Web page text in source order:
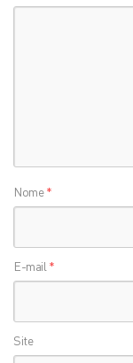
Nome*
E-mail *
Site